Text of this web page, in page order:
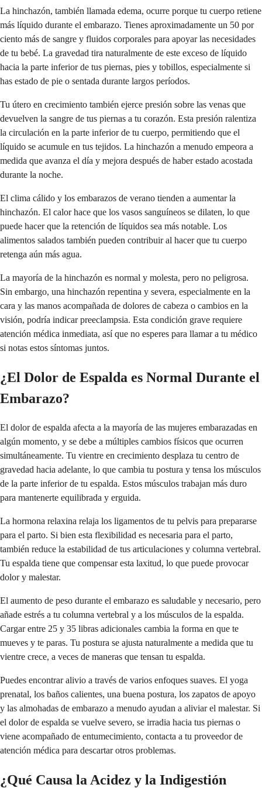
La hinchazón, también llamada edema, ocurre porque tu cuerpo retiene
más líquido durante el embarazo. Tienes aproximadamente un 50 por
ciento más de sangre y fluidos corporales para apoyar las necesidades
de tu bebé. La gravedad tira naturalmente de este exceso de líquido
hacia la parte inferior de tus piernas, pies y tobillos, especialmente si
has estado de pie o sentada durante largos períodos.
Tu útero en crecimiento también ejerce presión sobre las venas que
devuelven la sangre de tus piernas a tu corazón. Esta presión ralentiza
la circulación en la parte inferior de tu cuerpo, permitiendo que el
líquido se acumule en tus tejidos. La hinchazón a menudo empeora a
medida que avanza el día y mejora después de haber estado acostada
durante la noche.
El clima cálido y los embarazos de verano tienden a aumentar la
hinchazón. El calor hace que los vasos sanguíneos se dilaten, lo que
puede hacer que la retención de líquidos sea más notable. Los
alimentos salados también pueden contribuir al hacer que tu cuerpo
retenga aún más agua.
La mayoría de la hinchazón es normal y molesta, pero no peligrosa.
Sin embargo, una hinchazón repentina y severa, especialmente en la
cara y las manos acompañada de dolores de cabeza o cambios en la
visión, podría indicar preeclampsia. Esta condición grave requiere
atención médica inmediata, así que no esperes para llamar a tu médico
si notas estos síntomas juntos.
¿El Dolor de Espalda es Normal Durante el
Embarazo?
El dolor de espalda afecta a la mayoría de las mujeres embarazadas en
algún momento, y se debe a múltiples cambios físicos que ocurren
simultáneamente. Tu vientre en crecimiento desplaza tu centro de
gravedad hacia adelante, lo que cambia tu postura y tensa los músculos
de la parte inferior de tu espalda. Estos músculos trabajan más duro
para mantenerte equilibrada y erguida.
La hormona relaxina relaja los ligamentos de tu pelvis para prepararse
para el parto. Si bien esta flexibilidad es necesaria para el parto,
también reduce la estabilidad de tus articulaciones y columna vertebral.
Tu espalda tiene que compensar esta laxitud, lo que puede provocar
dolor y malestar.
El aumento de peso durante el embarazo es saludable y necesario, pero
añade estrés a tu columna vertebral y a los músculos de la espalda.
Cargar entre 25 y 35 libras adicionales cambia la forma en que te
mueves y te paras. Tu postura se ajusta naturalmente a medida que tu
vientre crece, a veces de maneras que tensan tu espalda.
Puedes encontrar alivio a través de varios enfoques suaves. El yoga
prenatal, los baños calientes, una buena postura, los zapatos de apoyo
y las almohadas de embarazo a menudo ayudan a aliviar el malestar. Si
el dolor de espalda se vuelve severo, se irradia hacia tus piernas o
viene acompañado de entumecimiento, contacta a tu proveedor de
atención médica para descartar otros problemas.
¿Qué Causa la Acidez y la Indigestión